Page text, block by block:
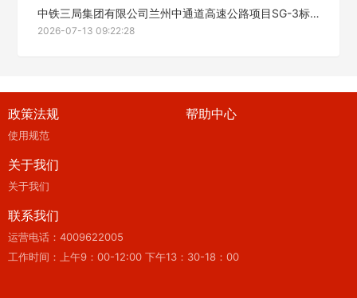
中铁三局集团有限公司兰州中通道高速公路项目SG-3标项目经理部机械设备租赁公开招标公告
2026-07-13 09:22:28
政策法规
使用规范
帮助中心
关于我们
关于我们
联系我们
运营电话：4009622005
工作时间：上午9：00-12:00 下午13：30-18：00